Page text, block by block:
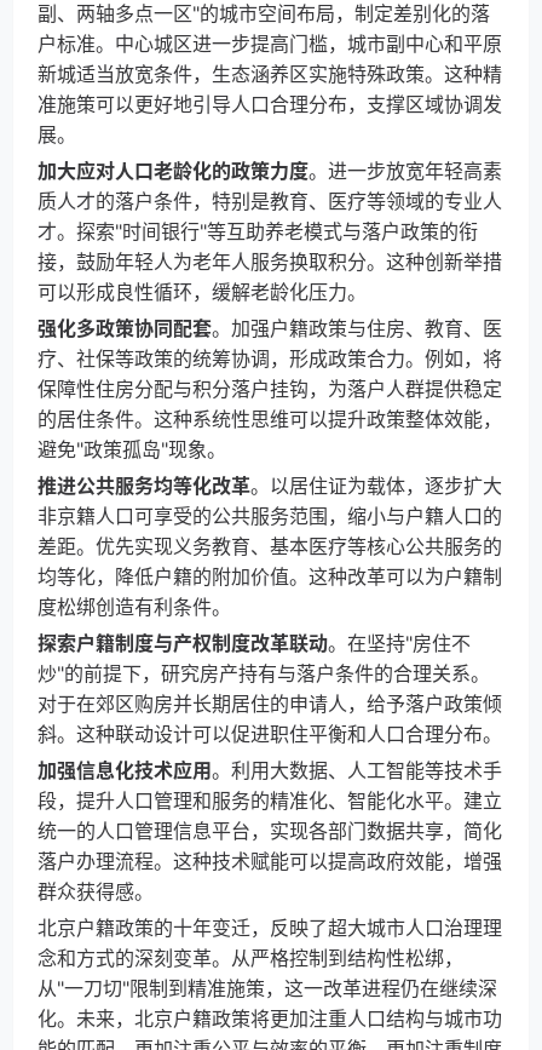
副、两轴多点一区"的城市空间布局，制定差别化的落
户标准。中心城区进一步提高门槛，城市副中心和平原
新城适当放宽条件，生态涵养区实施特殊政策。这种精
准施策可以更好地引导人口合理分布，支撑区域协调发
展。
加大应对人口老龄化的政策力度。进一步放宽年轻高素
质人才的落户条件，特别是教育、医疗等领域的专业人
才。探索"时间银行"等互助养老模式与落户政策的衔
接，鼓励年轻人为老年人服务换取积分。这种创新举措
可以形成良性循环，缓解老龄化压力。
强化多政策协同配套。加强户籍政策与住房、教育、医
疗、社保等政策的统筹协调，形成政策合力。例如，将
保障性住房分配与积分落户挂钩，为落户人群提供稳定
的居住条件。这种系统性思维可以提升政策整体效能，
避免"政策孤岛"现象。
推进公共服务均等化改革。以居住证为载体，逐步扩大
非京籍人口可享受的公共服务范围，缩小与户籍人口的
差距。优先实现义务教育、基本医疗等核心公共服务的
均等化，降低户籍的附加价值。这种改革可以为户籍制
度松绑创造有利条件。
探索户籍制度与产权制度改革联动。在坚持"房住不
炒"的前提下，研究房产持有与落户条件的合理关系。
对于在郊区购房并长期居住的申请人，给予落户政策倾
斜。这种联动设计可以促进职住平衡和人口合理分布。
加强信息化技术应用。利用大数据、人工智能等技术手
段，提升人口管理和服务的精准化、智能化水平。建立
统一的人口管理信息平台，实现各部门数据共享，简化
落户办理流程。这种技术赋能可以提高政府效能，增强
群众获得感。
北京户籍政策的十年变迁，反映了超大城市人口治理理
念和方式的深刻变革。从严格控制到结构性松绑，
从"一刀切"限制到精准施策，这一改革进程仍在继续深
化。未来，北京户籍政策将更加注重人口结构与城市功